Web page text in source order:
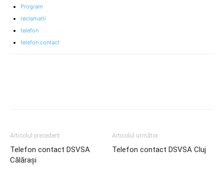
Program
reclamatii
telefon
telefon contact
Articolul precedent
Telefon contact DSVSA
Călărași
Articolul următor
Telefon contact DSVSA Cluj